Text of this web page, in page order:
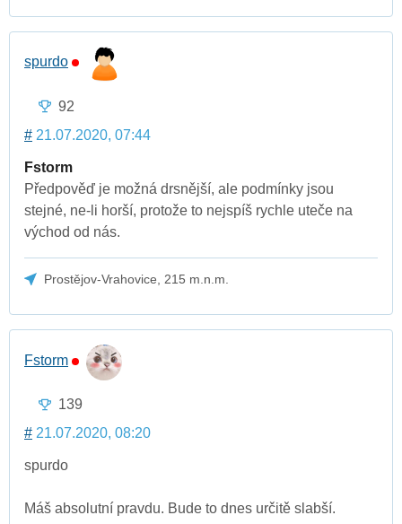
spurdo
92
# 21.07.2020, 07:44
Fstorm
Předpověď je možná drsnější, ale podmínky jsou
stejné, ne-li horší, protože to nejspíš rychle uteče na
východ od nás.
Prostějov-Vrahovice, 215 m.n.m.
Fstorm
139
# 21.07.2020, 08:20
spurdo
Máš absolutní pravdu. Bude to dnes určitě slabší.